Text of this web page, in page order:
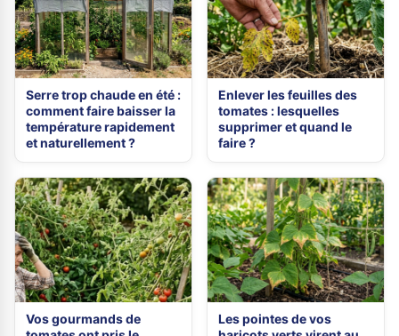
Serre trop chaude en été :
comment faire baisser la
température rapidement
et naturellement ?
Enlever les feuilles des
tomates : lesquelles
supprimer et quand le
faire ?
Vos gourmands de
Les pointes de vos